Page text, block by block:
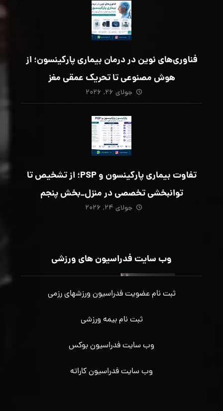
فناوری‌های نوین در درمان بیماری پارکینسون؛ از
هوش مصنوعی تا تحریک عمقی مغز
جولای ۲۶, ۲۰۲۶
تفاوت بیماری پارکینسون و PSP؛ از تشخیص تا
توانبخشی تخصصی در منزل_بخش پنجم
جولای ۲۴, ۲۰۲۶
وب سایت فدراسیون های ورزشی
ثبت نام عضویت فدراسیون ورزشهای رزمی
ثبت نام بیمه ورزشی
وب سایت فدراسیون بوکس
وب سایت فدراسیون کاراته